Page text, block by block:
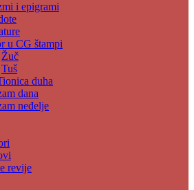
i epigrami
u CG štampi
Žuč
Tuš
duha
dana
neđelje
revije